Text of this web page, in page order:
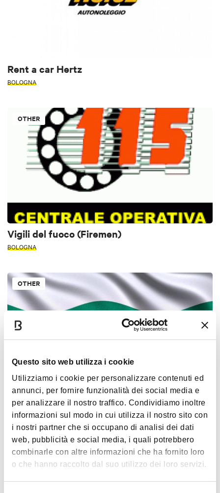
Questo sito web utilizza i cookie
Utilizziamo i cookie per personalizzare contenuti ed
annunci, per fornire funzionalità dei social media e
per analizzare il nostro traffico. Condividiamo inoltre
informazioni sul modo in cui utilizza il nostro sito con
i nostri partner che si occupano di analisi dei dati
web, pubblicità e social media, i quali potrebbero
combinarle con altre informazioni che ha fornito loro
o che hanno raccolto dal suo utilizzo dei loro servizi.
Rent a car Hertz
BOLOGNA
OTHER
Vigili del fuoco (Firemen)
BOLOGNA
OTHER
Consulate of the Republic of Bulgaria
BOLOGNA
OTHER